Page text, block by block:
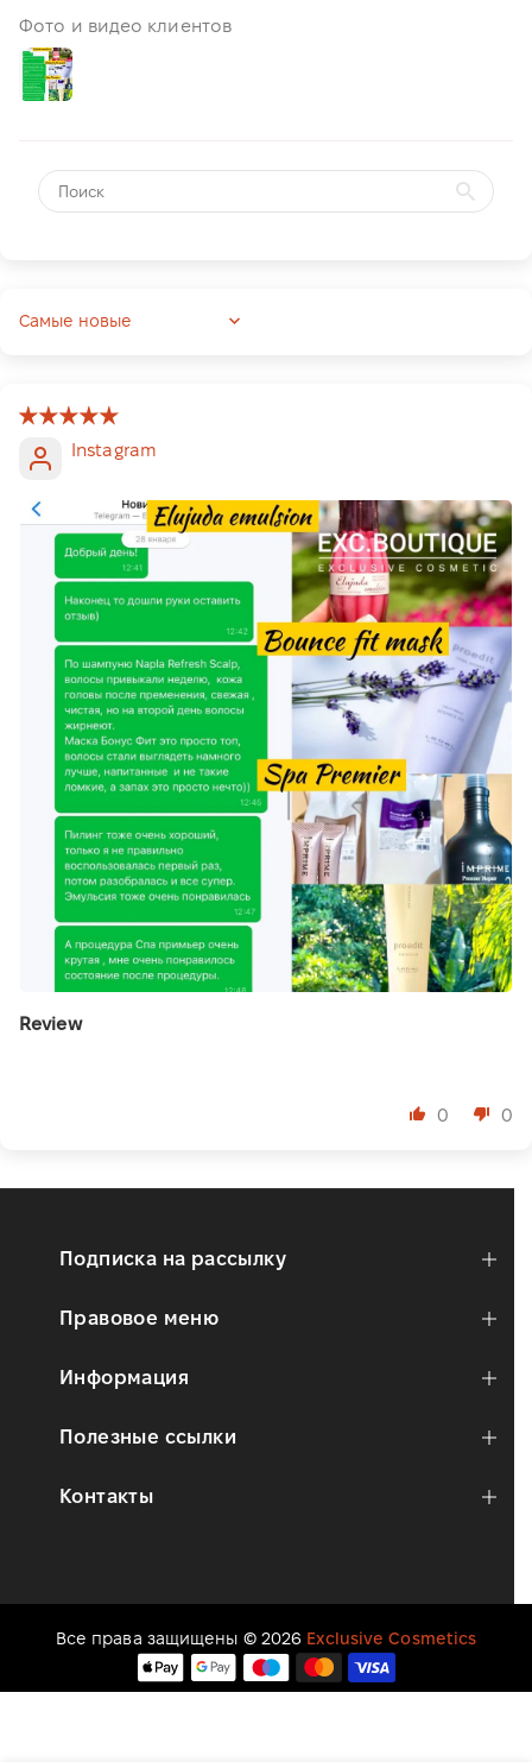
Фото и видео клиентов
Sort by
Instagram
Review
0 0
Подписка на рассылку
Правовое меню
Информация
Полезные ссылки
Контакты
Все права защищены © 2026 Exclusive Cosmetics